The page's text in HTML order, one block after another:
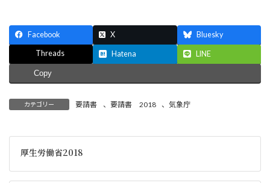
Facebook X Bluesky
Threads Hatena LINE
Copy
カテゴリー 要請書 、 要請書 2018 、気象庁
厚生労働省2018